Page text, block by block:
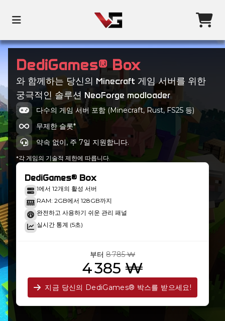
DediGames® Box
와 함께하는 당신의 Minecraft 게임 서버를 위한
궁극적인 솔루션 NeoForge modloader
다수의 게임 서버 포함 (Minecraft, Rust, FS25 등)
무제한 슬롯*
약속 없이, 주 7일 지원합니다.
*각 게임의 기술적 제한에 따릅니다.
DediGames® Box
1에서 12개의 활성 서버
RAM: 2GB에서 128GB까지
완전하고 사용하기 쉬운 관리 패널
실시간 통계 (5초)
부터 8 785 ₩
4 385 ₩
지금 당신의 DediGames® 박스를 받으세요!